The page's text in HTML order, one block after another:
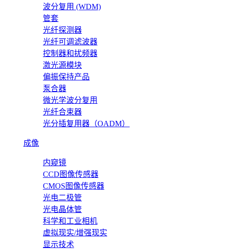
波分复用 (WDM)
管套
光纤探测器
光纤可调滤波器
控制器和扰频器
激光源模块
偏振保持产品
泵合器
微光学波分复用
光纤合束器
光分插复用器（OADM）
成像
内窥镜
CCD图像传感器
CMOS图像传感器
光电二极管
光电晶体管
科学和工业相机
虚拟现实/增强现实
显示技术